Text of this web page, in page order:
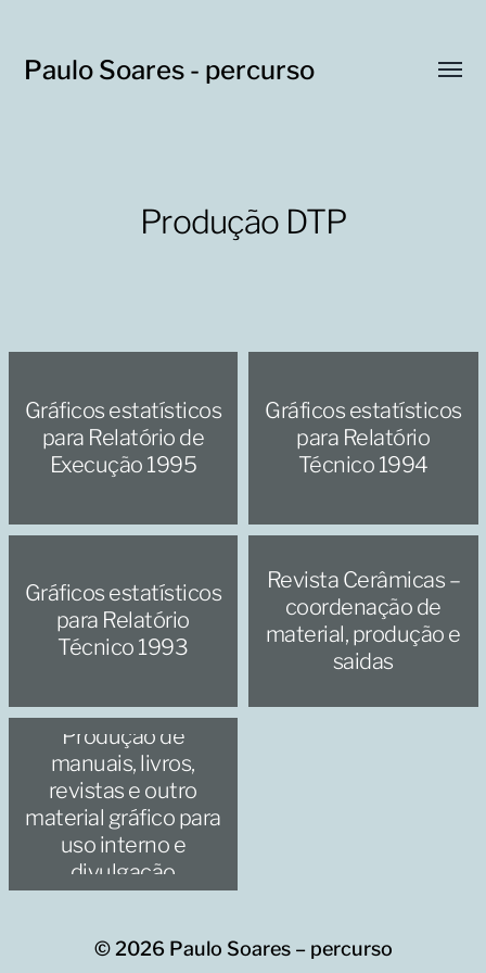
Paulo Soares - percurso
Produção DTP
Gráficos estatísticos
para Relatório de
Execução 1995
Gráficos estatísticos
para Relatório
Técnico 1994
Gráficos estatísticos
para Relatório
Técnico 1993
Revista Cerâmicas –
coordenação de
material, produção e
saidas
Produção de
manuais, livros,
revistas e outro
material gráfico para
uso interno e
divulgação
© 2026 Paulo Soares – percurso